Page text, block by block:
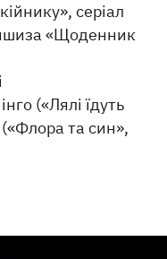
серіал
«Щоденник
(«Лялі їдуть
(«Флора та син»,